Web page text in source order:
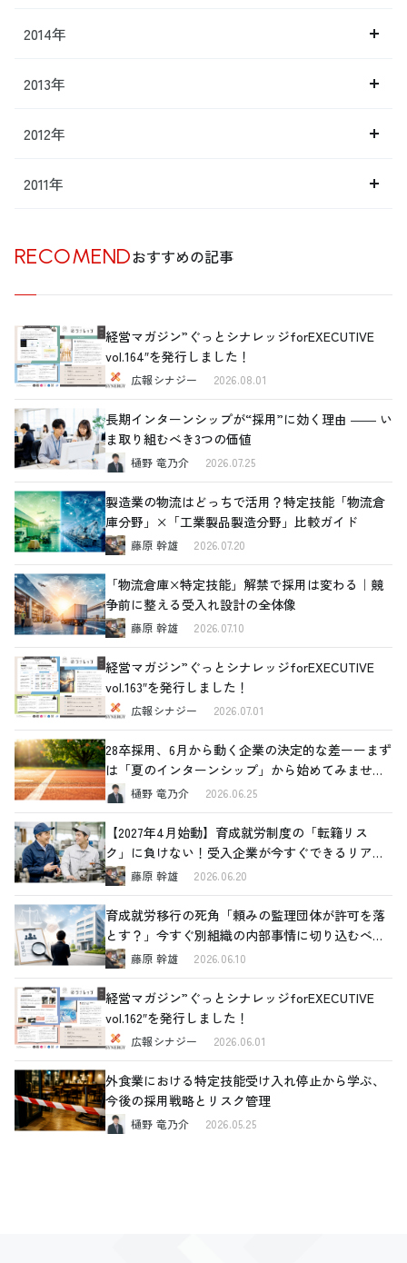
2014年
2013年
2012年
2011年
RECOMENDおすすめの記事
経営マガジン”ぐっとシナレッジforEXECUTIVE
vol.164″を発行しました！
広報シナジー 2026.08.01
長期インターンシップが“採用”に効く理由 ―― い
ま取り組むべき3つの価値
樋野 竜乃介 2026.07.25
製造業の物流はどっちで活用？特定技能「物流倉
庫分野」×「工業製品製造分野」比較ガイド
藤原 幹雄 2026.07.20
「物流倉庫×特定技能」解禁で採用は変わる｜競
争前に整える受入れ設計の全体像
藤原 幹雄 2026.07.10
経営マガジン”ぐっとシナレッジforEXECUTIVE
vol.163″を発行しました！
広報シナジー 2026.07.01
28卒採用、6月から動く企業の決定的な差ーーまず
は「夏のインターンシップ」から始めてみません
か
樋野 竜乃介 2026.06.25
【2027年4月始動】育成就労制度の「転籍リス
ク」に負けない！受入企業が今すぐできるリアル
な対策藤原 幹雄 2026.06.20
育成就労移行の死角「頼みの監理団体が許可を落
とす？」今すぐ別組織の内部事情に切り込むべき
理由と、確認すべき4つの重要ポイント
藤原 幹雄 2026.06.10
経営マガジン”ぐっとシナレッジforEXECUTIVE
vol.162″を発行しました！
広報シナジー 2026.06.01
外食業における特定技能受け入れ停止から学ぶ、
今後の採用戦略とリスク管理
樋野 竜乃介 2026.05.25